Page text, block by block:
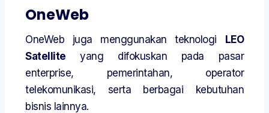
OneWeb
OneWeb juga menggunakan teknologi LEO
Satellite yang difokuskan pada pasar
enterprise, pemerintahan, operator
telekomunikasi, serta berbagai kebutuhan
bisnis lainnya.